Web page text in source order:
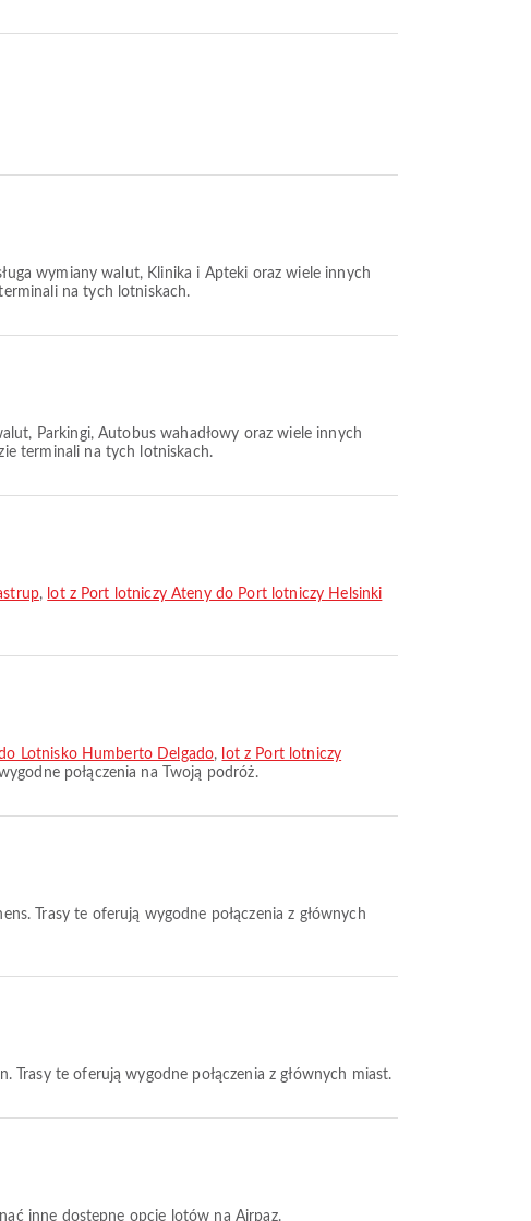
wymiany walut, Klinika i Apteki oraz wiele innych
na tych lotniskach.
Parkingi, Autobus wahadłowy oraz wiele innych
terminali na tych lotniskach.
, lot z Port lotniczy Ateny do Port lotniczy Helsinki
Lotnisko Humberto Delgado, lot z Port lotniczy
połączenia na Twoją podróż.
Trasy te oferują wygodne połączenia z głównych
Trasy te oferują wygodne połączenia z głównych miast.
inne dostępne opcje lotów na Airpaz.